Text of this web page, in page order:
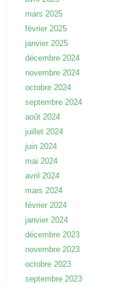
mars 2025
février 2025
janvier 2025
décembre 2024
novembre 2024
octobre 2024
septembre 2024
août 2024
juillet 2024
juin 2024
mai 2024
avril 2024
mars 2024
février 2024
janvier 2024
décembre 2023
novembre 2023
octobre 2023
septembre 2023